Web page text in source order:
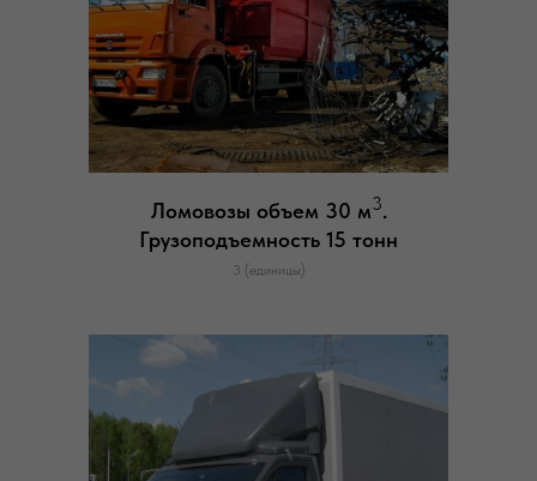
Ломовозы объем 30 м3.
Грузоподъемность 15 тонн
3 (единицы)